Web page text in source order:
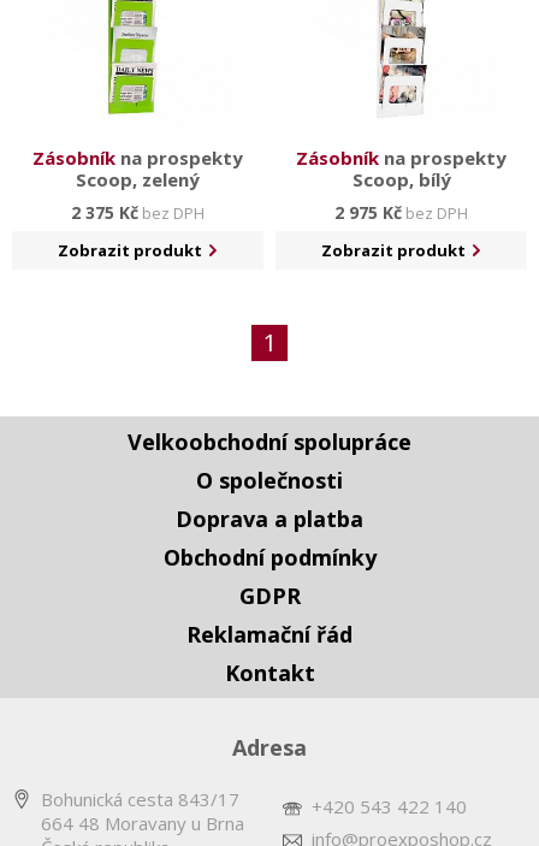
Zásobník na prospekty
Scoop, zelený
2 375 Kč bez DPH
Zobrazit produkt
Zásobník na prospekty
Scoop, bílý
2 975 Kč bez DPH
Zobrazit produkt
1
Velkoobchodní spolupráce
O společnosti
Doprava a platba
Obchodní podmínky
GDPR
Reklamační řád
Kontakt
Adresa
Bohunická cesta 843/17
664 48 Moravany u Brna
+420 543 422 140
info@proexposhop.cz